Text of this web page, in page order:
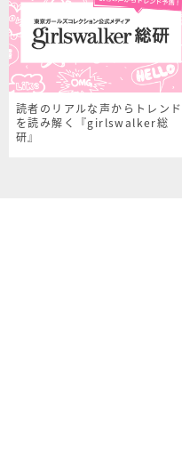
読者のリアルな声からトレンド
を読み解く『girlswalker総
研』